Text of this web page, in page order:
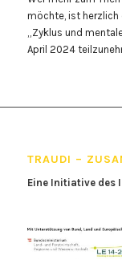
möchte, ist herzlich
„Zyklus und
April 2024
TRAUDI –
Eine Initiative des